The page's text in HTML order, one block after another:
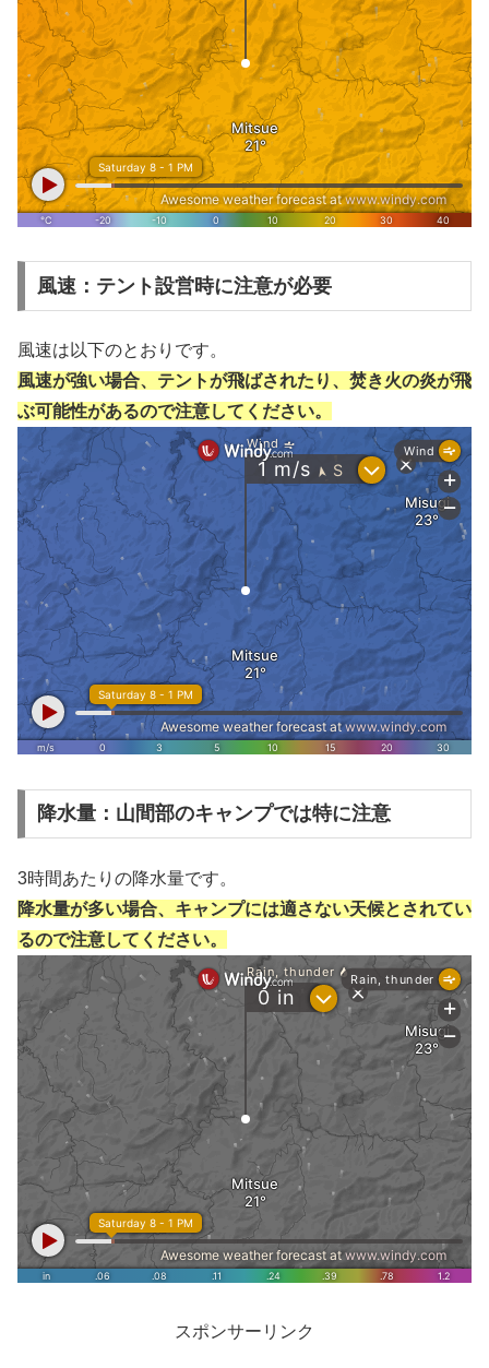
風速：テント設営時に注意が必要
風速は以下のとおりです。
風速が強い場合、テントが飛ばされたり、焚き火の炎が飛
ぶ可能性があるので注意してください。
降水量：山間部のキャンプでは特に注意
3時間あたりの降水量です。
降水量が多い場合、キャンプには適さない天候とされてい
るので注意してください。
スポンサーリンク